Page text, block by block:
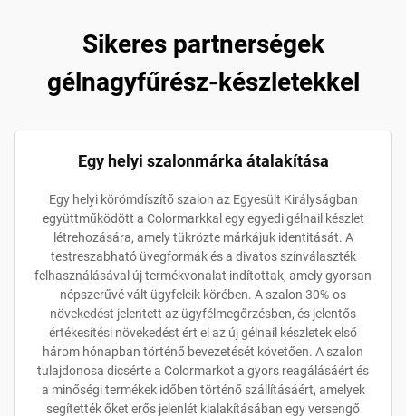
Sikeres partnerségek
gélnagyfűrész-készletekkel
Egy helyi szalonmárka átalakítása
Egy helyi körömdíszítő szalon az Egyesült Királyságban
együttműködött a Colormarkkal egy egyedi gélnail készlet
létrehozására, amely tükrözte márkájuk identitását. A
testreszabható üvegformák és a divatos színválaszték
felhasználásával új termékvonalat indítottak, amely gyorsan
népszerűvé vált ügyfeleik körében. A szalon 30%-os
növekedést jelentett az ügyfélmegőrzésben, és jelentős
értékesítési növekedést ért el az új gélnail készletek első
három hónapban történő bevezetését követően. A szalon
tulajdonosa dicsérte a Colormarkot a gyors reagálásáért és
a minőségi termékek időben történő szállításáért, amelyek
segítették őket erős jelenlét kialakításában egy versengő